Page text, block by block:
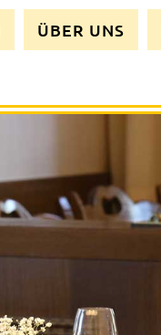
ÜBER UNS